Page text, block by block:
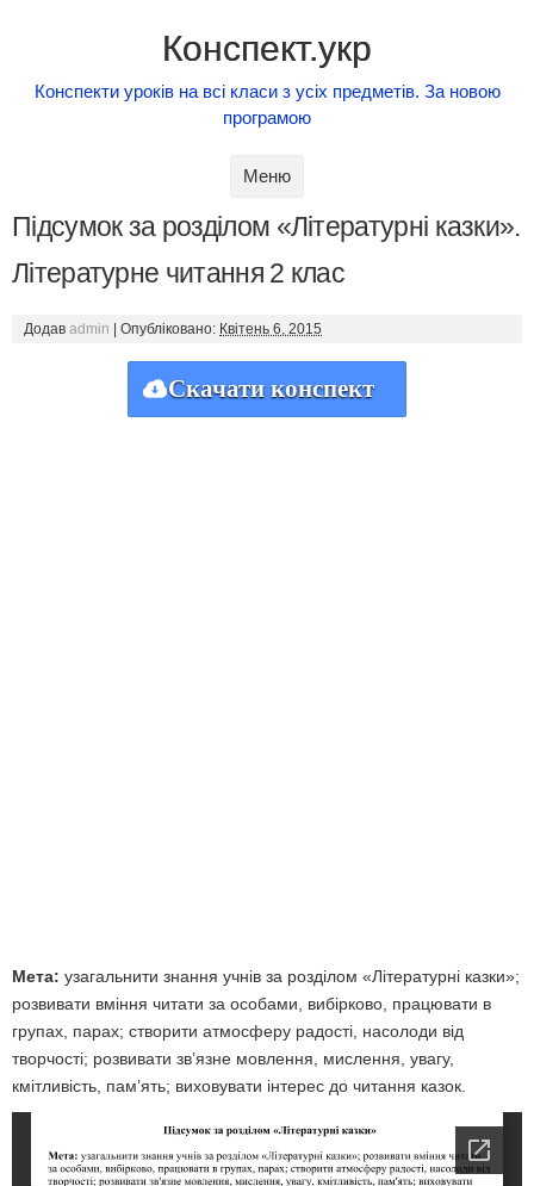
Конспект.укр
Конспекти уроків на всі класи з усіх предметів. За новою
програмою
Меню
Підсумок за розділом «Літературні казки».
Літературне читання 2 клас
Додав admin Опубліковано: Квітень 6, 2015
Скачати конспект
Мета: узагальнити знання учнів за розділом «Літературні казки»;
розвивати вміння читати за особами, вибірково, працювати в
групах, парах; створити атмосферу радості, насолоди від
творчості; розвивати зв’язне мовлення, мислення, увагу,
кмітливість, пам’ять; виховувати інтерес до читання казок.